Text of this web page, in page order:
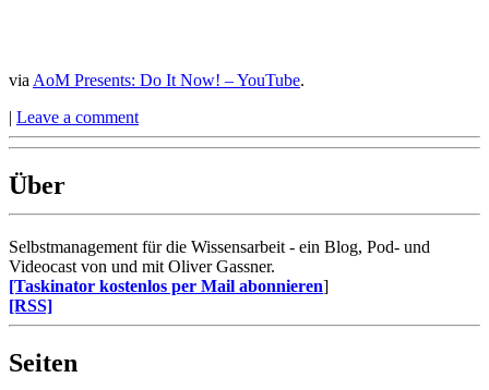
via AoM Presents: Do It Now! – YouTube.
| Leave a comment
Über
Selbstmanagement für die Wissensarbeit - ein Blog, Pod- und
Videocast von und mit Oliver Gassner.
[Taskinator kostenlos per Mail abonnieren]
[RSS]
Seiten